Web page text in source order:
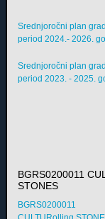
Srednjoročni plan
period 2024.- 2026.
Srednjoročni plan
period 2023. - 2025.
BGRS0200011
STONES
BGRS0200011